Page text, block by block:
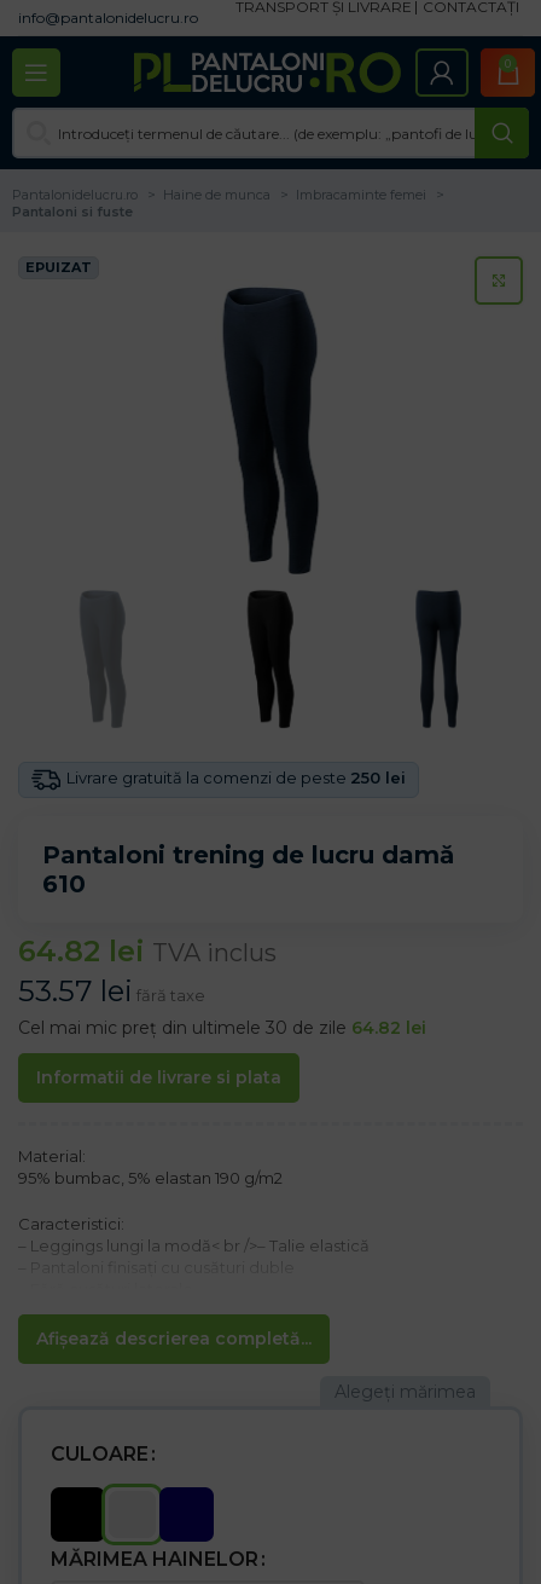
info@pantalonidelucru.ro
TRANSPORT ȘI LIVRARE CONTACTAȚI
0
Pantalonidelucru.ro Haine de munca
Imbracaminte femei
Pantaloni si fuste
EPUIZAT
Pantaloni trening de lucru damă
610
Livrare gratuită la comenzi de peste 250 lei
64.82 lei TVA inclus
53.57 lei fără taxe
Cel mai mic preț din ultimele 30 de zile 64.82 lei
Informatii de livrare si plata
Afișează descrierea completă...
Material:
95% bumbac, 5% elastan 190 g/m2
Caracteristici:
– Leggings lungi la modă< br />– Talie elastică
– Potrivit pentru sport și agrement
CULOARE
MĂRIMEA HAINELOR